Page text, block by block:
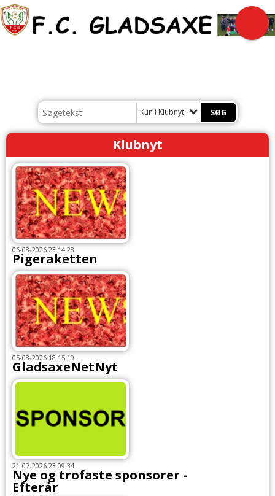
Kun i Klubnyt
Klubnyt
06-08-2026 23:14:28
Pigeraketten
05-08-2026 18:15:19
GladsaxeNetNyt
21-07-2026 23:09:34
Nye og trofaste sponsorer -
Efterår